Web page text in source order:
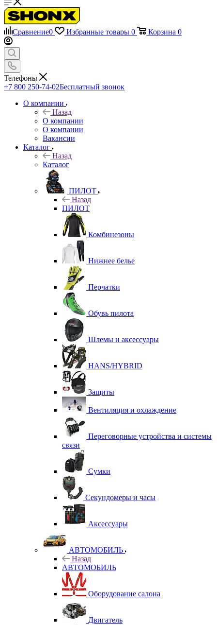
Сравнение0 Избранные товары 0 Корзина 0
Телефоны
+7 800 250-74-02Бесплатный звонок
О компании
Назад
О компании
О компании
Вакансии
Каталог
Назад
Каталог
ПИЛОТ
Назад
ПИЛОТ
Комбинезоны
Нижнее белье
Перчатки
Обувь пилота
Шлемы и аксессуары
HANS/HYBRID
Защиты
Вентиляция и охлаждение
Переговорные устройства и системы
связи
Сумки
Секундомеры и часы
Аксессуары
АВТОМОБИЛЬ
Назад
АВТОМОБИЛЬ
Оборудование салона
Двигатель